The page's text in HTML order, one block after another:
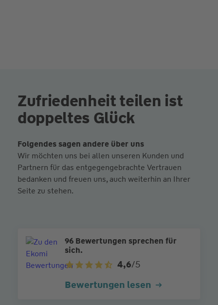
Zufriedenheit teilen ist
doppeltes Glück
Folgendes sagen andere über uns
Wir möchten uns bei allen unseren Kunden und
Partnern für das entgegengebrachte Vertrauen
bedanken und freuen uns, auch weiterhin an Ihrer
Seite zu stehen.
96 Bewertungen sprechen für
sich.
4,6/5
Bewertungen lesen